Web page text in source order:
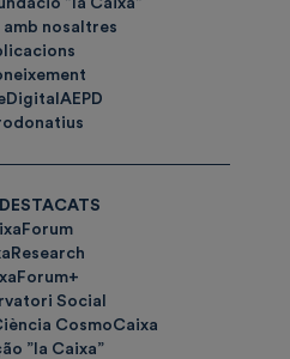
”la Caixa”
nosaltres
Social
CosmoCaixa
”la Caixa”